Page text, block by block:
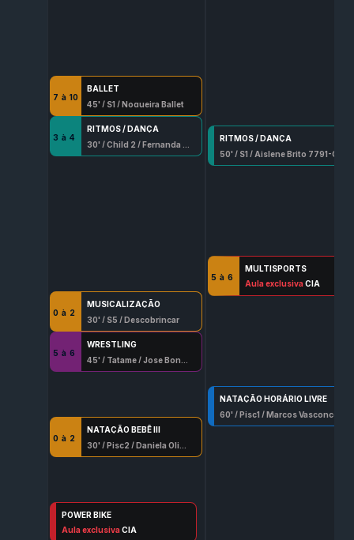
BALLET
7 à 10
45' / S1 /Nogueira Ballet
RITMOS / DANÇA
3 à 4
30' /Child 2 /Fernanda Seixo Lopes
MUSICALIZAÇÃO
0 à 2
30' / S5 /Descobrincar
WRESTLING
5 à 6
45' / Tatame/Jose Bonifacio Silva
NATAÇÃO BEBÊ III
0 à 2
30' /Pisc2 /Daniela Oliveira 8337 - G/Df
POWER BIKE
50' /Spn/Aislene Brito 7791-G/Df
Aula exclusivaCIA
RITMOS / DANÇA
50' / S1 / Aislene Brito 7791-G/Df
MULTISPORTS
5 à 6
45' /Qd/Frederico Cardim 0709 G/Df
Aula exclusivaCIA
NATAÇÃO HORÁRIO LIVRE
60' /Pisc1 /Marcos Vasconcelos Aguirres